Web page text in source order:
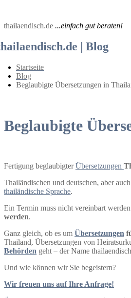
thailaendisch.de ...einfach gut beraten!
| Blog
Startseite
Blog
Beglaubigte Übersetzungen in
Beglaubigte
Fertigung beglaubigterÜbersetzungen
Thailändischen und deutschen, aber
thailändische Sprache.
Ein Termin muss nicht vereinbart
werden.
Ganz gleich, ob es um Übersetzungen
Thailand, Übersetzungen von
Behörden geht – der Name
Und wie können wir Sie begeistern?
Wir freuen uns auf Ihre Anfrage!